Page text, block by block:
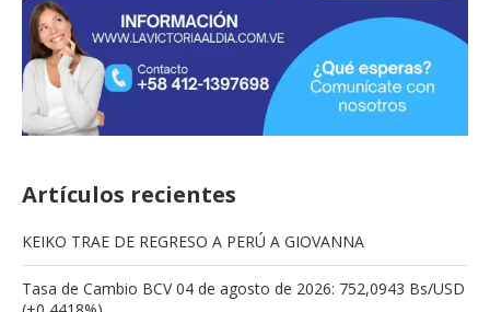
Artículos recientes
KEIKO TRAE DE REGRESO A PERÚ A GIOVANNA
Tasa de Cambio BCV 04 de agosto de 2026: 752,0943 Bs/USD